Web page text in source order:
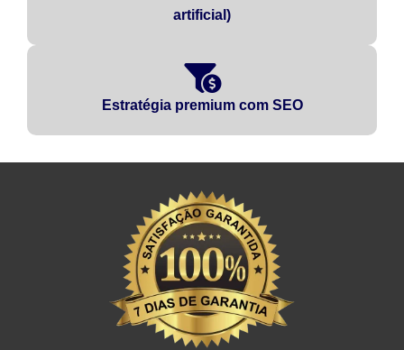
artificial)
Estratégia premium com SEO